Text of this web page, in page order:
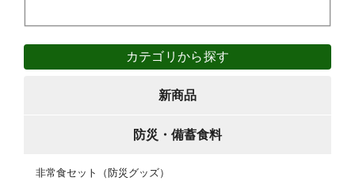
カテゴリから探す
新商品
防災・備蓄食料
非常食セット（防災グッズ）